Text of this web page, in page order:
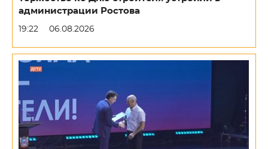
администрации Ростова
19:22 06.08.2026